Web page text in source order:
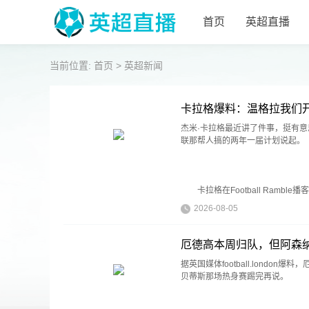
首页 英超直播
当前位置: 首页 > 英超新闻
卡拉格爆料：温格拉我们
杰米·卡拉格最近讲了件事，挺有
联那帮人搞的两年一届计划说起。
卡拉格在Football Ramble播客
2026-08-05
厄德高本周归队，但阿森
据英国媒体football.london爆料，
贝蒂斯那场热身赛踢完再说。